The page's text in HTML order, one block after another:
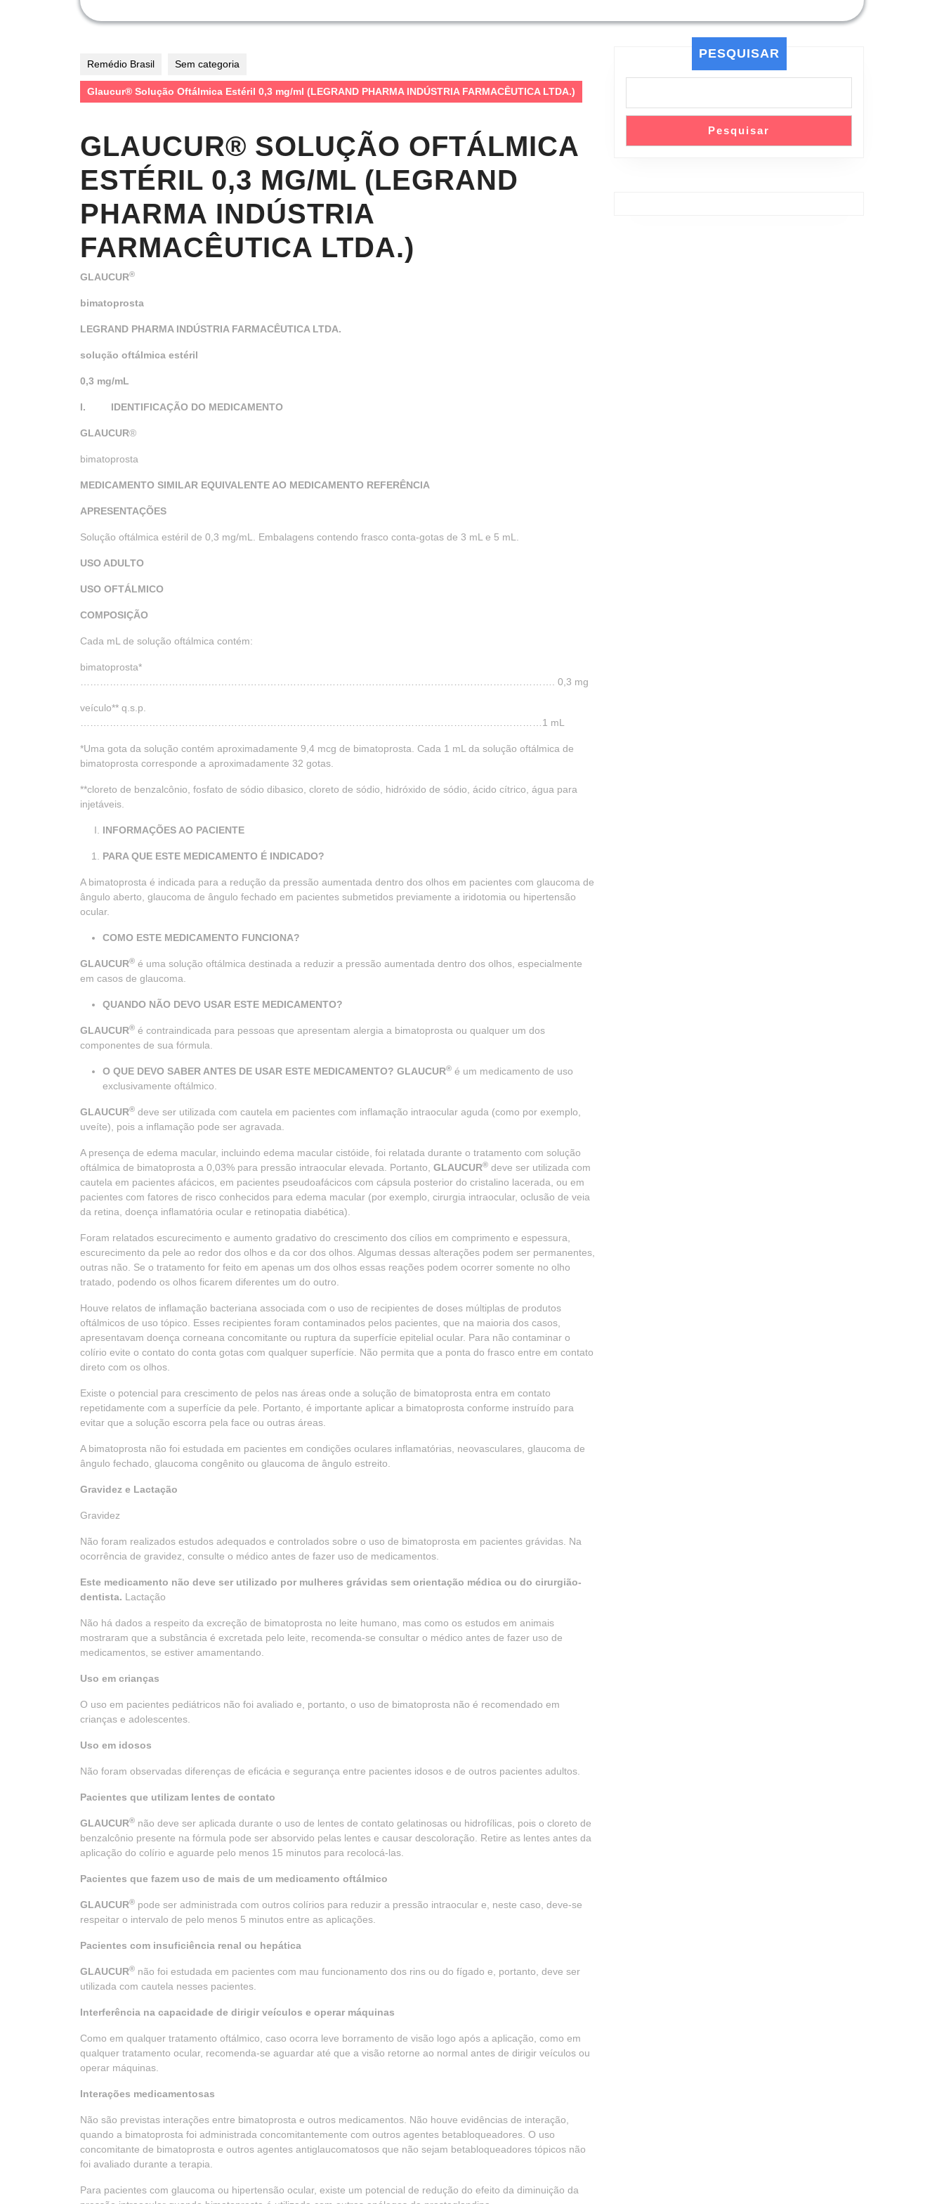
Remédio Brasil Sem categoria
Glaucur® Solução Oftálmica Estéril 0,3 mg/ml (LEGRAND PHARMA INDÚSTRIA FARMACÊUTICA LTDA.)
GLAUCUR® SOLUÇÃO OFTÁLMICA
ESTÉRIL 0,3 MG/ML (LEGRAND
PHARMA INDÚSTRIA
FARMACÊUTICA LTDA.)
GLAUCUR®
bimatoprosta
LEGRAND PHARMA INDÚSTRIA FARMACÊUTICA LTDA.
solução oftálmica estéril
0,3 mg/mL
I. IDENTIFICAÇÃO DO MEDICAMENTO
GLAUCUR®
bimatoprosta
MEDICAMENTO SIMILAR EQUIVALENTE AO MEDICAMENTO REFERÊNCIA
APRESENTAÇÕES
Solução oftálmica estéril de 0,3 mg/mL. Embalagens contendo frasco conta-gotas de 3 mL e 5 mL.
USO ADULTO
USO OFTÁLMICO
COMPOSIÇÃO
Cada mL de solução oftálmica contém:
bimatoprosta*
………………………………………………………………………………………………………………………………. 0,3 mg
veículo** q.s.p.
……………………………………………………………………………………………………………………………1 mL
*Uma gota da solução contém aproximadamente 9,4 mcg de bimatoprosta. Cada 1 mL da solução oftálmica de
bimatoprosta corresponde a aproximadamente 32 gotas.
**cloreto de benzalcônio, fosfato de sódio dibasico, cloreto de sódio, hidróxido de sódio, ácido cítrico, água para
injetáveis.
INFORMAÇÕES AO PACIENTE
PARA QUE ESTE MEDICAMENTO É INDICADO?
A bimatoprosta é indicada para a redução da pressão aumentada dentro dos olhos em pacientes com glaucoma de
ângulo aberto, glaucoma de ângulo fechado em pacientes submetidos previamente a iridotomia ou hipertensão
ocular.
COMO ESTE MEDICAMENTO FUNCIONA?
GLAUCUR® é uma solução oftálmica destinada a reduzir a pressão aumentada dentro dos olhos, especialmente
em casos de glaucoma.
QUANDO NÃO DEVO USAR ESTE MEDICAMENTO?
GLAUCUR® é contraindicada para pessoas que apresentam alergia a bimatoprosta ou qualquer um dos
componentes de sua fórmula.
O QUE DEVO SABER ANTES DE USAR ESTE MEDICAMENTO? GLAUCUR® é um medicamento de uso
exclusivamente oftálmico.
GLAUCUR® deve ser utilizada com cautela em pacientes com inflamação intraocular aguda (como por exemplo,
uveíte), pois a inflamação pode ser agravada.
A presença de edema macular, incluindo edema macular cistóide, foi relatada durante o tratamento com solução
oftálmica de bimatoprosta a 0,03% para pressão intraocular elevada. Portanto, GLAUCUR® deve ser utilizada com
cautela em pacientes afácicos, em pacientes pseudoafácicos com cápsula posterior do cristalino lacerada, ou em
pacientes com fatores de risco conhecidos para edema macular (por exemplo, cirurgia intraocular, oclusão de veia
da retina, doença inflamatória ocular e retinopatia diabética).
Foram relatados escurecimento e aumento gradativo do crescimento dos cílios em comprimento e espessura,
escurecimento da pele ao redor dos olhos e da cor dos olhos. Algumas dessas alterações podem ser permanentes,
outras não. Se o tratamento for feito em apenas um dos olhos essas reações podem ocorrer somente no olho
tratado, podendo os olhos ficarem diferentes um do outro.
Houve relatos de inflamação bacteriana associada com o uso de recipientes de doses múltiplas de produtos
oftálmicos de uso tópico. Esses recipientes foram contaminados pelos pacientes, que na maioria dos casos,
apresentavam doença corneana concomitante ou ruptura da superfície epitelial ocular. Para não contaminar o
colírio evite o contato do conta gotas com qualquer superfície. Não permita que a ponta do frasco entre em contato
direto com os olhos.
Existe o potencial para crescimento de pelos nas áreas onde a solução de bimatoprosta entra em contato
repetidamente com a superfície da pele. Portanto, é importante aplicar a bimatoprosta conforme instruído para
evitar que a solução escorra pela face ou outras áreas.
A bimatoprosta não foi estudada em pacientes em condições oculares inflamatórias, neovasculares, glaucoma de
ângulo fechado, glaucoma congênito ou glaucoma de ângulo estreito.
Gravidez e Lactação
Gravidez
Não foram realizados estudos adequados e controlados sobre o uso de bimatoprosta em pacientes grávidas. Na
ocorrência de gravidez, consulte o médico antes de fazer uso de medicamentos.
Este medicamento não deve ser utilizado por mulheres grávidas sem orientação médica ou do cirurgião-
dentista. Lactação
Não há dados a respeito da excreção de bimatoprosta no leite humano, mas como os estudos em animais
mostraram que a substância é excretada pelo leite, recomenda-se consultar o médico antes de fazer uso de
medicamentos, se estiver amamentando.
Uso em crianças
O uso em pacientes pediátricos não foi avaliado e, portanto, o uso de bimatoprosta não é recomendado em
crianças e adolescentes.
Uso em idosos
Não foram observadas diferenças de eficácia e segurança entre pacientes idosos e de outros pacientes adultos.
Pacientes que utilizam lentes de contato
GLAUCUR® não deve ser aplicada durante o uso de lentes de contato gelatinosas ou hidrofílicas, pois o cloreto de
benzalcônio presente na fórmula pode ser absorvido pelas lentes e causar descoloração. Retire as lentes antes da
aplicação do colírio e aguarde pelo menos 15 minutos para recolocá-las.
Pacientes que fazem uso de mais de um medicamento oftálmico
GLAUCUR® pode ser administrada com outros colírios para reduzir a pressão intraocular e, neste caso, deve-se
respeitar o intervalo de pelo menos 5 minutos entre as aplicações.
Pacientes com insuficiência renal ou hepática
GLAUCUR® não foi estudada em pacientes com mau funcionamento dos rins ou do fígado e, portanto, deve ser
utilizada com cautela nesses pacientes.
Interferência na capacidade de dirigir veículos e operar máquinas
Como em qualquer tratamento oftálmico, caso ocorra leve borramento de visão logo após a aplicação, como em
qualquer tratamento ocular, recomenda-se aguardar até que a visão retorne ao normal antes de dirigir veículos ou
operar máquinas.
Interações medicamentosas
Não são previstas interações entre bimatoprosta e outros medicamentos. Não houve evidências de interação,
quando a bimatoprosta foi administrada concomitantemente com outros agentes betabloqueadores. O uso
concomitante de bimatoprosta e outros agentes antiglaucomatosos que não sejam betabloqueadores tópicos não
foi avaliado durante a terapia.
Para pacientes com glaucoma ou hipertensão ocular, existe um potencial de redução do efeito da diminuição da
PESQUISAR
Pesquisar